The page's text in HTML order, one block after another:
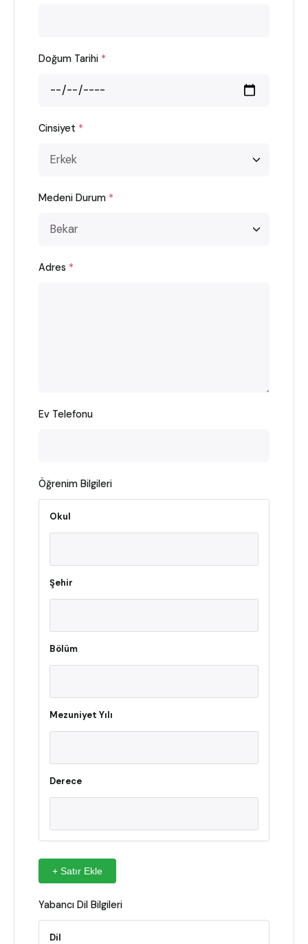
Doğum Tarihi *
Cinsiyet *
Medeni Durum *
Adres *
Ev Telefonu
Öğrenim Bilgileri
Okul
Şehir
Bölüm
Mezuniyet Yılı
Derece
+ Satır Ekle
Yabancı Dil Bilgileri
Dil